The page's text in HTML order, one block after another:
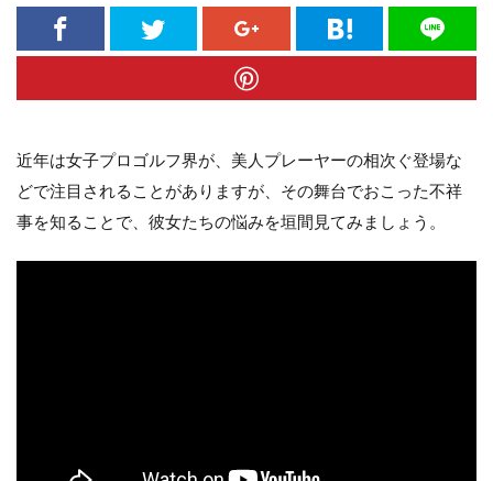
近年は女子プロゴルフ界が、美人プレーヤーの相次ぐ登場な
どで注目されることがありますが、その舞台でおこった不祥
事を知ることで、彼女たちの悩みを垣間見てみましょう。